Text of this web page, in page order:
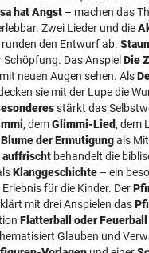
hat Angst – machen das
Zwei Lieder und die
runden den Entwurf ab.
Das Anspiel Die
neuen Augen sehen. Als
sie mit der Lupe die
stärkt das
, demGlimmi-Lied , dem
Blume der Ermutigungals
auffrischt behandelt die
Klanggeschichte – ein
für die Kinder. Der
mit drei Anspielen das
Flatterball oder Feuerball
Glauben und